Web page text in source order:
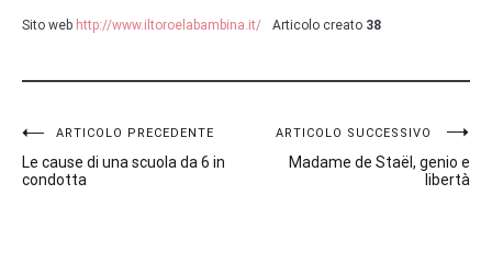
Sito web http://www.iltoroelabambina.it/ Articolo creato 38
Navigazione
articoli
ARTICOLO PRECEDENTE
Le cause di una scuola da 6 in
condotta
ARTICOLO SUCCESSIVO
Madame de Staël, genio e
libertà